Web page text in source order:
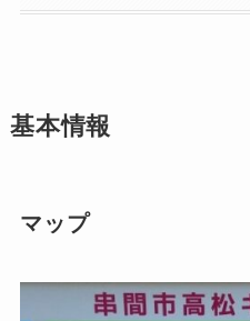
基本情報
マップ